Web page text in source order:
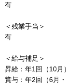
有
＜残業手当＞
有
＜給与補足＞
昇給：年1回（10月
賞与：年2回（6月